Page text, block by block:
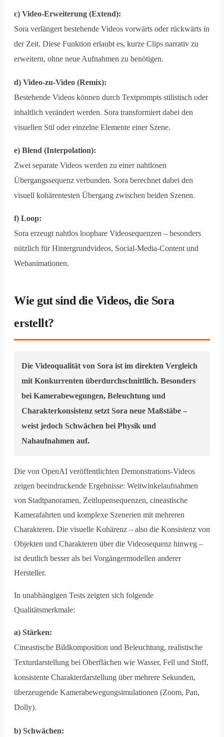
c) Video-Erweiterung (Extend):
Sora verlängert bestehende Videos vorwärts oder rückwärts in
der Zeit. Diese Funktion erlaubt es, kurze Clips narrativ zu
erweitern, ohne neue Aufnahmen zu benötigen.
d) Video-zu-Video (Remix):
Bestehende Videos können durch Textprompts stilistisch oder
inhaltlich verändert werden. Sora transformiert dabei den
visuellen Stil oder einzelne Elemente einer Szene.
e) Blend (Interpolation):
Zwei separate Videos werden zu einer nahtlosen
Übergangssequenz verbunden. Sora berechnet dabei den
visuell kohärentesten Übergang zwischen beiden Szenen.
f) Loop:
Sora erzeugt nahtlos loopbare Videosequenzen – besonders
nützlich für Hintergrundvideos, Social-Media-Content und
Webanimationen.
Wie gut sind die Videos, die Sora
erstellt?
Die Videoqualität von Sora ist im direkten Vergleich
mit Konkurrenten überdurchschnittlich. Besonders
bei Kamerabewegungen, Beleuchtung und
Charakterkonsistenz setzt Sora neue Maßstäbe –
weist jedoch Schwächen bei Physik und
Nahaufnahmen auf.
Die von OpenAI veröffentlichten Demonstrations-Videos
zeigen beeindruckende Ergebnisse: Weitwinkelaufnahmen
von Stadtpanoramen, Zeitlupensequenzen, cineastische
Kamerafahrten und komplexe Szenerien mit mehreren
Charakteren. Die visuelle Kohärenz – also die Konsistenz von
Objekten und Charakteren über die Videosequenz hinweg –
ist deutlich besser als bei Vorgängermodellen anderer
Hersteller.
In unabhängigen Tests zeigten sich folgende
Qualitätsmerkmale:
a) Stärken:
Cineastische Bildkomposition und Beleuchtung, realistische
Texturdarstellung bei Oberflächen wie Wasser, Fell und Stoff,
konsistente Charakterdarstellung über mehrere Sekunden,
überzeugende Kamerabewegungsimulationen (Zoom, Pan,
Dolly).
b) Schwächen: